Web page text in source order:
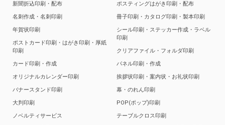
新聞折込印刷・配布
名刺作成・名刺印刷
年賀状印刷
ポストカード印刷・はがき印刷・厚紙
印刷
カード印刷・作成
オリジナルカレンダー印刷
バナースタンド印刷
大判印刷
ノベルティサービス
ポスティングはがき印刷・配布
冊子印刷・カタログ印刷・製本印刷
シール印刷・ステッカー作成・ラベル
印刷
クリアファイル・フォルダ印刷
パネル印刷・作成
挨拶状印刷・案内状・お礼状印刷
幕・のれん印刷
POP(ポップ)印刷
テーブルクロス印刷